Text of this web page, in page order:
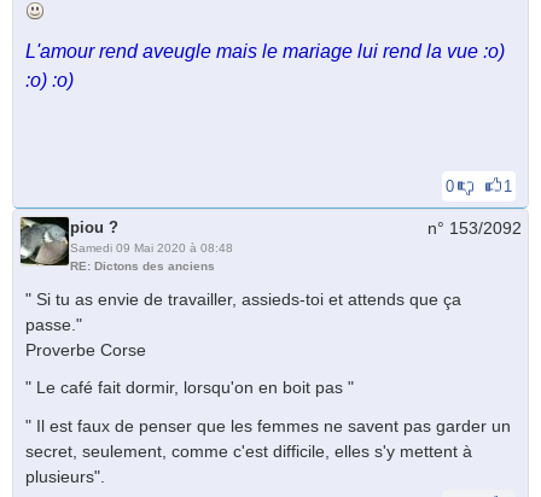
L'amour rend aveugle mais le mariage lui rend la vue :o)
:o) :o)
0 1
piou ?
Samedi 09 Mai 2020 à 08:48
RE: Dictons des anciens
n° 153/2092
" Si tu as envie de travailler, assieds-toi et attends que ça
passe."
Proverbe Corse
" Le café fait dormir, lorsqu'on en boit pas "
" Il est faux de penser que les femmes ne savent pas garder un
secret, seulement, comme c'est difficile, elles s'y mettent à
plusieurs".